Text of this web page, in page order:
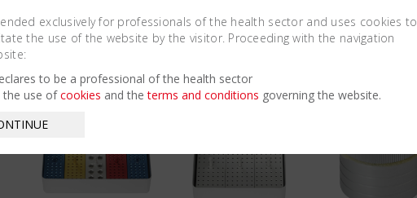
exclusively for professionals of the health sector and uses cookies to
the use of the website by the visitor. Proceeding with the navigation
to be a professional of the health sector
the use ofcookies and theterms and conditions governing the website.